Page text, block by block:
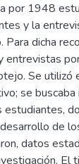
por 1948
y la
dicha
entrevistas
Se utilizó
se
de
datos
El